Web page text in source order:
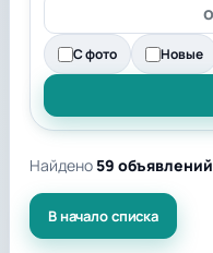
С фото Новые
Найдено 59 объявлений
В начало списка